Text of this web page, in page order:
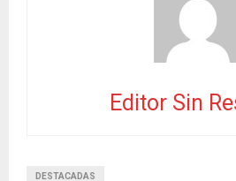
Editor Sin
DESTACADAS